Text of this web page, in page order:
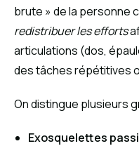
brute » de la personne
redistribuer les efforts
articulations (dos,
des tâches répétitives
On distingue plusieurs
Exosquelettes